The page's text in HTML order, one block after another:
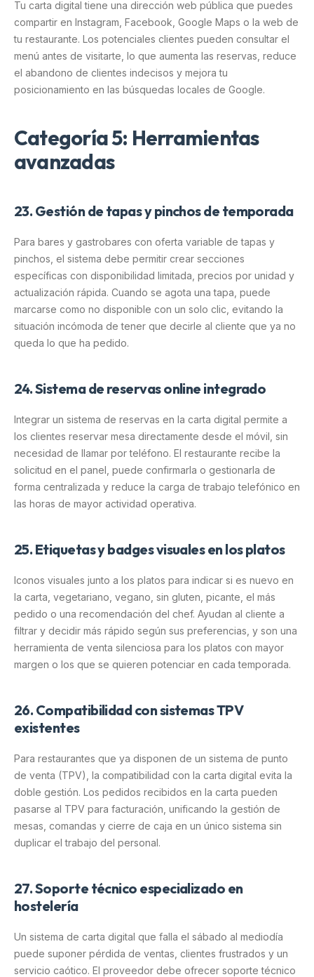
Tu carta digital tiene una dirección web pública que puedes
compartir en Instagram, Facebook, Google Maps o la web de
tu restaurante. Los potenciales clientes pueden consultar el
menú antes de visitarte, lo que aumenta las reservas, reduce
el abandono de clientes indecisos y mejora tu
posicionamiento en las búsquedas locales de Google.
Categoría 5: Herramientas
avanzadas
23. Gestión de tapas y pinchos de temporada
Para bares y gastrobares con oferta variable de tapas y
pinchos, el sistema debe permitir crear secciones
específicas con disponibilidad limitada, precios por unidad y
actualización rápida. Cuando se agota una tapa, puede
marcarse como no disponible con un solo clic, evitando la
situación incómoda de tener que decirle al cliente que ya no
queda lo que ha pedido.
24. Sistema de reservas online integrado
Integrar un sistema de reservas en la carta digital permite a
los clientes reservar mesa directamente desde el móvil, sin
necesidad de llamar por teléfono. El restaurante recibe la
solicitud en el panel, puede confirmarla o gestionarla de
forma centralizada y reduce la carga de trabajo telefónico en
las horas de mayor actividad operativa.
25. Etiquetas y badges visuales en los platos
Iconos visuales junto a los platos para indicar si es nuevo en
la carta, vegetariano, vegano, sin gluten, picante, el más
pedido o una recomendación del chef. Ayudan al cliente a
filtrar y decidir más rápido según sus preferencias, y son una
herramienta de venta silenciosa para los platos con mayor
margen o los que se quieren potenciar en cada temporada.
26. Compatibilidad con sistemas TPV
existentes
Para restaurantes que ya disponen de un sistema de punto
de venta (TPV), la compatibilidad con la carta digital evita la
doble gestión. Los pedidos recibidos en la carta pueden
pasarse al TPV para facturación, unificando la gestión de
mesas, comandas y cierre de caja en un único sistema sin
duplicar el trabajo del personal.
27. Soporte técnico especializado en
hostelería
Un sistema de carta digital que falla el sábado al mediodía
puede suponer pérdida de ventas, clientes frustrados y un
servicio caótico. El proveedor debe ofrecer soporte técnico